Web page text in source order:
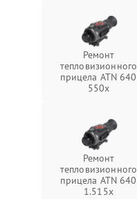
Ремонт
тепловизионного
прицела ATN 640
550x
Ремонт
тепловизионного
прицела ATN 640
1.515x